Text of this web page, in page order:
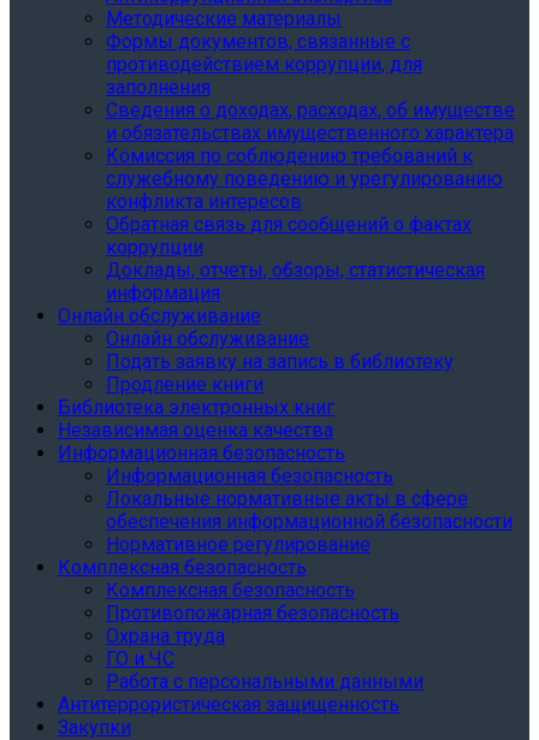
Методические материалы
Формы документов, связанные с
противодействием коррупции, для
заполнения
Сведения о доходах, расходах, об имуществе
и обязательствах имущественного характера
Комиссия по соблюдению требований к
служебному поведению и урегулированию
конфликта интересов
Обратная связь для сообщений о фактах
коррупции
Доклады, отчеты, обзоры, статистическая
информация
Онлайн обслуживание
Онлайн обслуживание
Подать заявку на запись в библиотеку
Продление книги
Библиотека электронных книг
Независимая оценка качества
Информационная безопасность
Информационная безопасность
Локальные нормативные акты в сфере
обеспечения информационной безопасности
Нормативное регулирование
Комплексная безопасность
Комплексная безопасность
Противопожарная безопасность
Охрана труда
ГО и ЧС
Работа с персональными данными
Антитеррористическая защищенность
Закупки